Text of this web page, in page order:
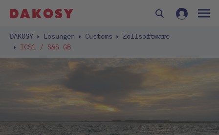
DAKOSY Lösungen Customs
Zollsoftware
ICS1 / S&S GB